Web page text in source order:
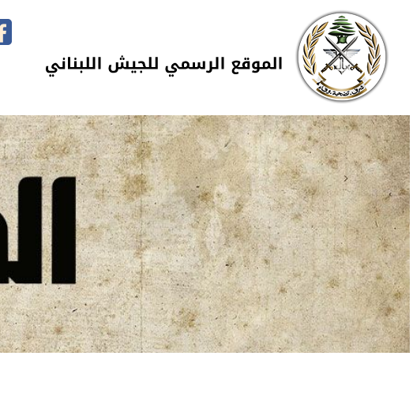
تجاوز إلى المحتوى الرئيسي
Skip to navigation